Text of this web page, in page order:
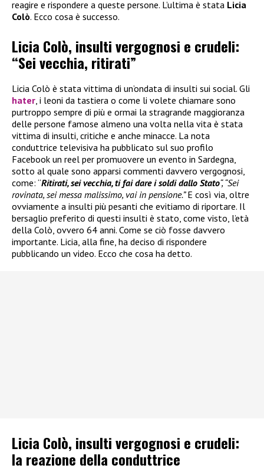
reagire e rispondere a queste persone. L’ultima è stata Licia
Colò. Ecco cosa è successo.
Licia Colò, insulti vergognosi e crudeli:
“Sei vecchia, ritirati”
Licia Colò è stata vittima di un’ondata di insulti sui social. Gli
hater, i leoni da tastiera o come li volete chiamare sono
purtroppo sempre di più e ormai la stragrande maggioranza
delle persone famose almeno una volta nella vita è stata
vittima di insulti, critiche e anche minacce. La nota
conduttrice televisiva ha pubblicato sul suo profilo
Facebook un reel per promuovere un evento in Sardegna,
sotto al quale sono apparsi commenti davvero vergognosi,
come: “Ritirati, sei vecchia, ti fai dare i soldi dallo Stato“, “Sei
rovinata, sei messa malissimo, vai in pensione.”E così via, oltre
ovviamente a insulti più pesanti che evitiamo di riportare. Il
bersaglio preferito di questi insulti è stato, come visto, l’età
della Colò, ovvero 64 anni. Come se ciò fosse davvero
importante. Licia, alla fine, ha deciso di rispondere
pubblicando un video. Ecco che cosa ha detto.
Licia Colò, insulti vergognosi e crudeli:
la reazione della conduttrice